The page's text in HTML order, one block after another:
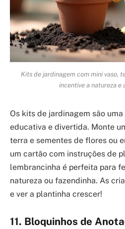
Kits de jardinagem com mini vaso,
incentive a natureza e
Os kits de jardinagem são
educativa e divertida. Monte
terra e sementes de flores ou
um cartão com instruções de
lembrancinha é perfeita para
natureza ou fazendinha. As
e ver a plantinha crescer!
11. Bloquinhos de